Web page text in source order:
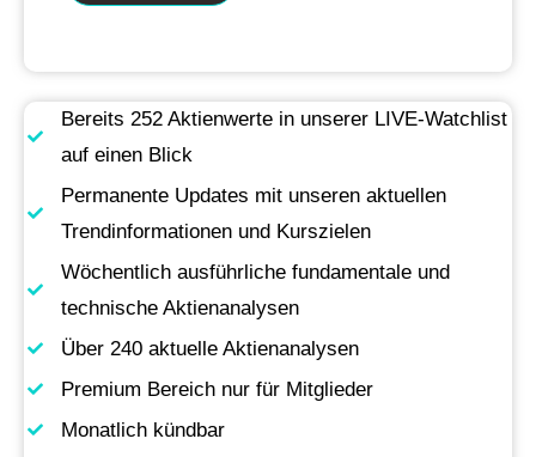
Bereits 252 Aktienwerte in unserer LIVE-Watchlist
auf einen Blick
Permanente Updates mit unseren aktuellen
Trendinformationen und Kurszielen
Wöchentlich ausführliche fundamentale und
technische Aktienanalysen
Über 240 aktuelle Aktienanalysen
Premium Bereich nur für Mitglieder
Monatlich kündbar